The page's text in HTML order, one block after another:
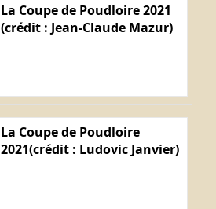
La Coupe de Poudloire 2021
(crédit : Jean-Claude Mazur)
La Coupe de Poudloire
2021(crédit : Ludovic Janvier)